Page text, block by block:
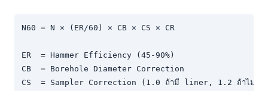
N60 = N × (ER/60) × CB × CS × CR
ER  = Hammer Efficiency (45-90%)
CB  = Borehole Diameter Correction
CS  = Sampler Correction (1.0 ถ้ามี liner, 1.2 ถ้าไม่มี)